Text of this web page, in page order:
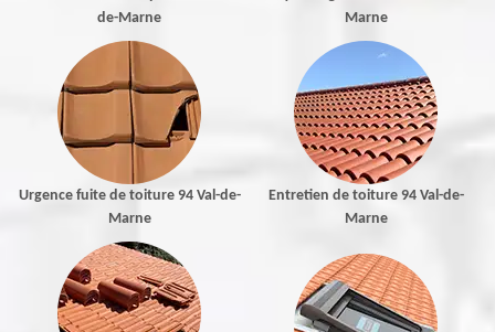
de-Marne
Marne
Urgence fuite de toiture 94 Val-de-
Marne
Entretien de toiture 94 Val-de-
Marne